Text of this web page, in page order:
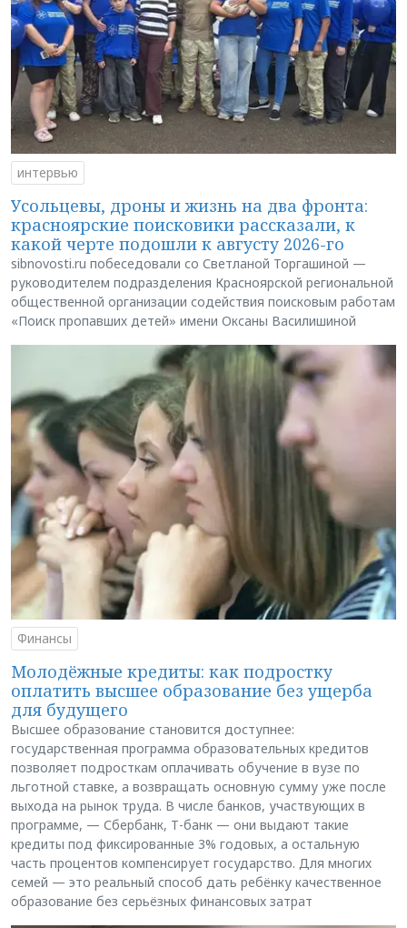
интервью
Усольцевы, дроны и жизнь на два фронта:
красноярские поисковики рассказали, к
какой черте подошли к августу 2026-го
sibnovosti.ru побеседовали со Светланой Торгашиной —
руководителем подразделения Красноярской региональной
общественной организации содействия поисковым работам
«Поиск пропавших детей» имени Оксаны Василишиной
Финансы
Молодёжные кредиты: как подростку
оплатить высшее образование без ущерба
для будущего
Высшее образование становится доступнее:
государственная программа образовательных кредитов
позволяет подросткам оплачивать обучение в вузе по
льготной ставке, а возвращать основную сумму уже после
выхода на рынок труда. В числе банков, участвующих в
программе, — Сбербанк, Т-банк — они выдают такие
кредиты под фиксированные 3% годовых, а остальную
часть процентов компенсирует государство. Для многих
семей — это реальный способ дать ребёнку качественное
образование без серьёзных финансовых затрат